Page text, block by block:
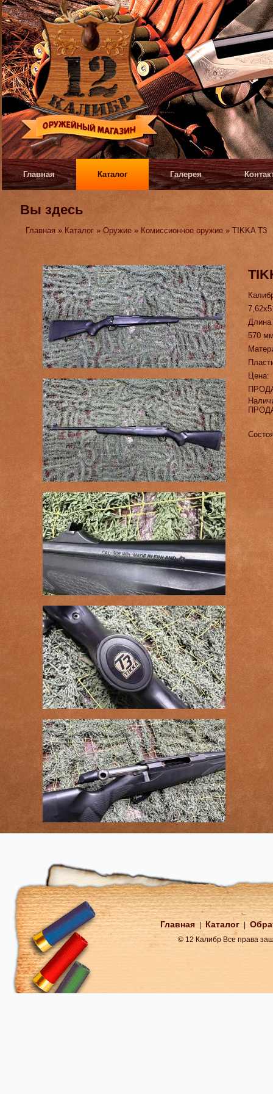
Главная Каталог Галерея
Вы здесь
Главная » Каталог »Оружие » Комиссионное оружие » TIKKA T3
570
Цена:
Главная Каталог
© 12 Калибр Все права